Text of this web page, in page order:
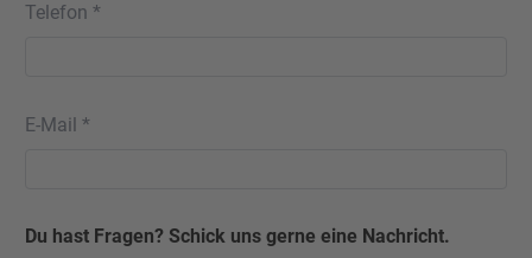
Telefon *
E-Mail *
Du hast Fragen? Schick uns gerne eine Nachricht.